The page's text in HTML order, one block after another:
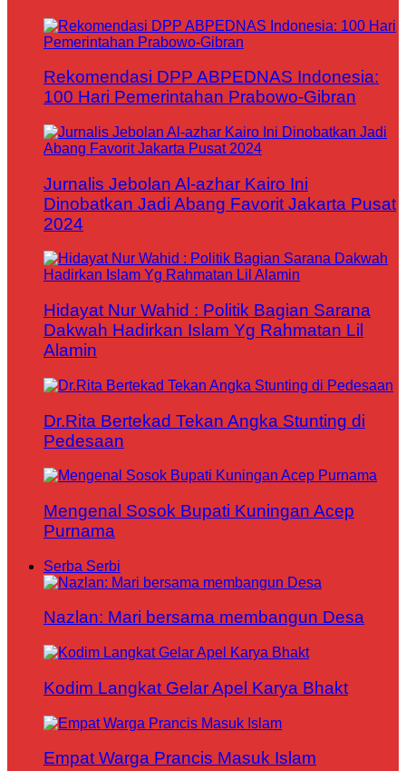
Rekomendasi DPP ABPEDNAS Indonesia:
100 Hari Pemerintahan Prabowo-Gibran
Jurnalis Jebolan Al-azhar Kairo Ini
Dinobatkan Jadi Abang Favorit Jakarta Pusat
2024
Hidayat Nur Wahid : Politik Bagian Sarana
Dakwah Hadirkan Islam Yg Rahmatan Lil
Alamin
Dr.Rita Bertekad Tekan Angka Stunting di
Pedesaan
Mengenal Sosok Bupati Kuningan Acep
Purnama
Serba Serbi
Nazlan: Mari bersama membangun Desa
Kodim Langkat Gelar Apel Karya Bhakt
Empat Warga Prancis Masuk Islam